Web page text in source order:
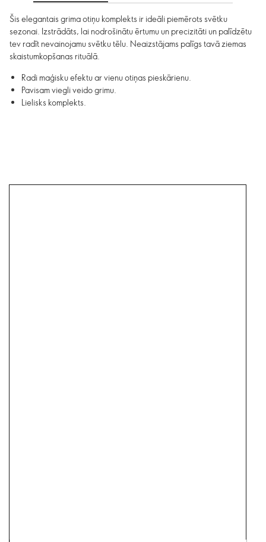
Šis elegantais grima otiņu komplekts ir ideāli piemērots svētku
sezonai. Izstrādāts, lai nodrošinātu ērtumu un precizitāti un palīdzētu
tev radīt nevainojamu svētku tēlu. Neaizstājams palīgs tavā ziemas
skaistumkopšanas rituālā.
Radi maģisku efektu ar vienu otiņas pieskārienu.
Pavisam viegli veido grimu.
Lielisks komplekts.